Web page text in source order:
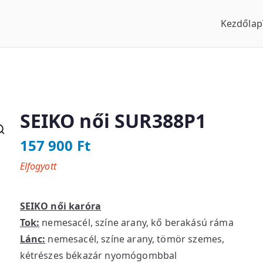
Óraszaküzlet Kezdőlap
SEIKO női SUR388P1
157 900 Ft
SEIKO női karóra
Tok: nemesacél, színe arany, kő berakású ráma
Lánc: nemesacél, színe arany, tömör szemes,
kétrészes békazár nyomógombbal
Elfogyott